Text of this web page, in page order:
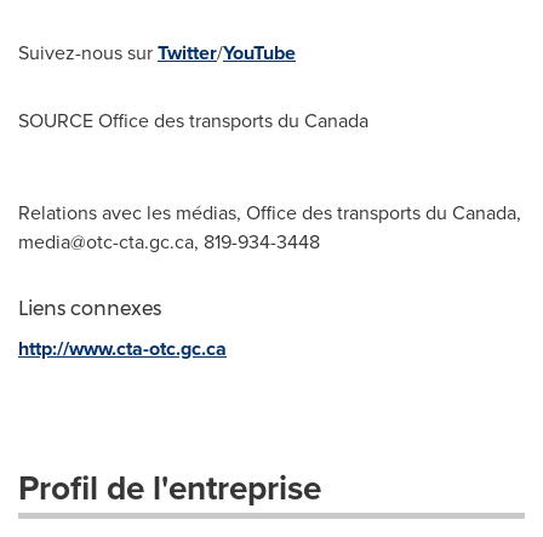
Suivez-nous surTwitter/YouTube
SOURCE Office des transports du Canada
Relations avec les médias, Office des transports du Canada,
media@otc-cta.gc.ca, 819-934-3448
Liens connexes
http://www.cta-otc.gc.ca
Profil de l'entreprise